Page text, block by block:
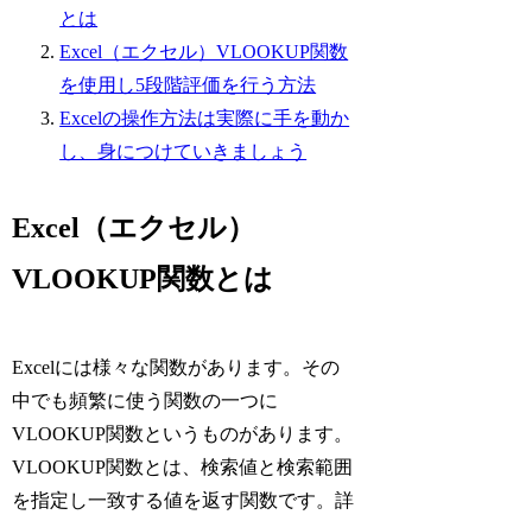
とは
Excel（エクセル）VLOOKUP関数
を使用し5段階評価を行う方法
Excelの操作方法は実際に手を動か
し、身につけていきましょう
Excel（エクセル）
VLOOKUP関数とは
Excelには様々な関数があります。その
中でも頻繁に使う関数の一つに
VLOOKUP関数というものがあります。
VLOOKUP関数とは、検索値と検索範囲
を指定し一致する値を返す関数です。詳